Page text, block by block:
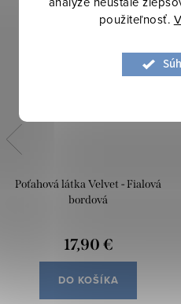
použiteľnosť.
Poťahová látka Velvet - Fialová
bordová
17,90 €
DO KOŠÍKA